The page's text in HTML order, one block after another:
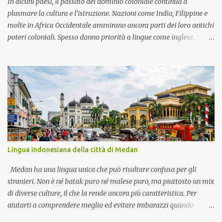
plasmare la cultura e l’istruzione. Nazioni come India, Filippine e
molte in Africa Occidentale ammirano ancora parti dei loro antichi
poteri coloniali. Spesso danno priorità a lingue come inglese,
francofona, il francese è ancora la lingua del governo e delle scuole,
considerata un segno di status. Nelle Filippine, l’inglese è forte
negli affari e nelle università, spesso più importante delle lingue
locali. In Camerun, la gente discute se il francese e l’inglese
debbano dominare o se le lingue native debbano avere più spazio.
Vantaggi Conoscere le lingue coloniali aiuta nel commercio, nella
diplomazia e negli studi all’estero. Parlarle può portare a lavori
migliori e a una posizione sociale più alta. Offrono accesso a molti
libri, alla scienza e alle risorse culturali. Svantaggi Le lingue locali
po...
Lingua indonesiana della città di Medan
Medan ha una lingua unica che può risultare confusa per gli
stranieri. Non è né batak puro né malese puro, ma piuttosto un mix
di diverse culture, il che la rende ancora più caratteristica. Per
aiutarti a comprendere meglio ed evitare imbarazzi quando